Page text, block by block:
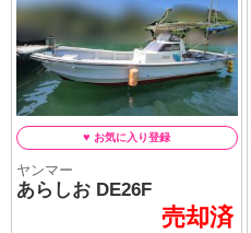
ヤンマー
あらしお DE26F
売却済